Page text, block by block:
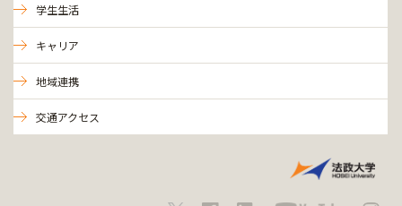
学生生活
キャリア
地域連携
交通アクセス